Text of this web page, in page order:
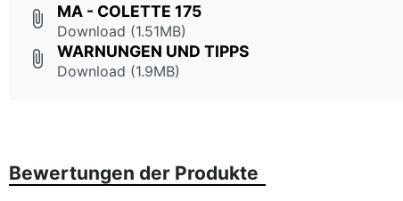
attach_file MA - COLETTE 175
Download (1.51MB)
attach_file WARNUNGEN UND TIPPS
Download (1.9MB)
Bewertungen der Produkte